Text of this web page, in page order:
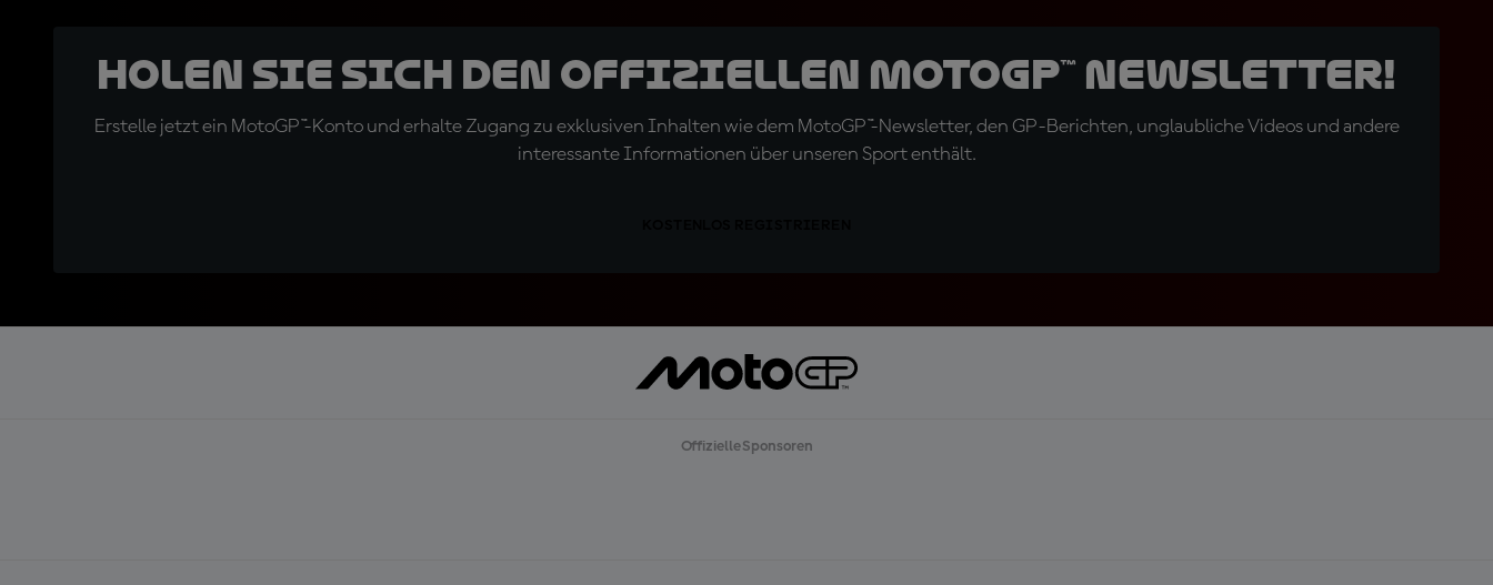
Holen Sie sich den offiziellen MotoGP™ Newsletter!
Erstelle jetzt ein MotoGP™-Konto und erhalte Zugang zu exklusiven Inhalten wie dem MotoGP™-Newsletter, den GP-Berichten, unglaubliche Videos und andere
interessante Informationen über unseren Sport enthält.
Offizielle Sponsoren